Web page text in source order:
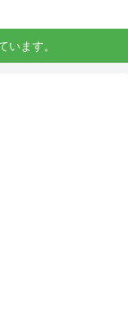
います。